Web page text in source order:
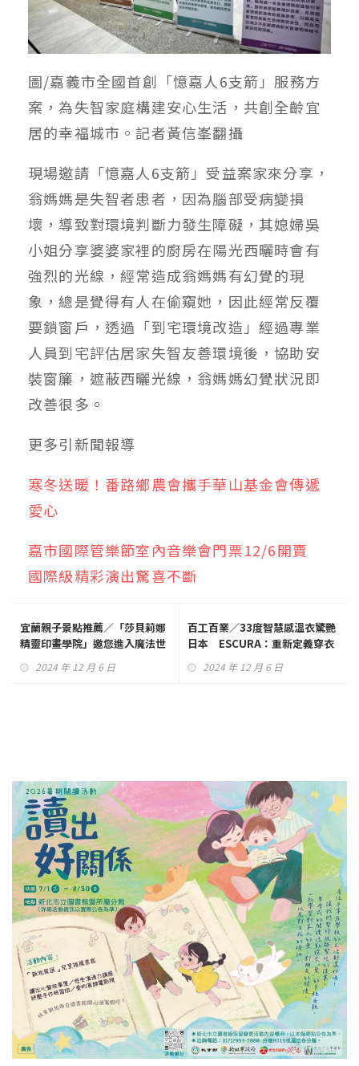
圖/嘉義市全國首創「憶嘉人6支箭」服務方
案，為失智家庭構建安心生活，共創全齡宜
居的幸福城市。記者黃信峯翻攝
現場邀請「憶嘉人6支箭」受益案家來分享，
翁媽媽是失智者患者，因為腦部受病變損
壞，導致對環境判斷力發生障礙，其媳婦吳
小姐分享婆婆家裡的廚房在陽光西曬時會有
強烈的光線，經常造成翁媽媽有幻覺的現
象，總是覺得有人在偷窺她，因此經常反覆
要鎖窗戶，透過「到宅環境改造」經過專業
人員到宅評估居家失智友善環境後，協助安
裝窗簾，遮蔽西曬光線，翁媽媽幻覺狀況即
改善很多。
更多引新聞報導
寒冬送暖！番路鄉農會攜手華山基金會傳遞
愛心
嘉市國際管樂節室內音樂會門票12/6開賣
國際級精彩演出驚喜不斷
宜蘭親子景點推薦／「莎貝莉娜
精靈印畫學院」邀您進入魔法世
2024 年 12 月 6 日
百工百業／33度智慧感溫衣驚艷
日本 ESCURA：重新定義穿衣
2024 年 12 月 6 日